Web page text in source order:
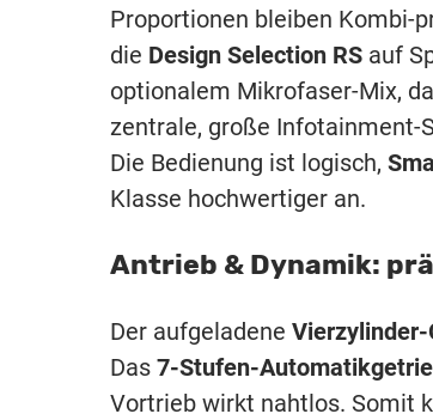
Proportionen bleiben Kombi-
die Design Selection RS auf
optionalem Mikrofaser-Mix,
zentrale, große Infotainment-
Die Bedienung ist logisch,
Klasse hochwertiger an.
Antrieb & Dynamik:
Der aufgeladene
Das 7-Stufen-
Vortrieb wirkt nahtlos. Somit